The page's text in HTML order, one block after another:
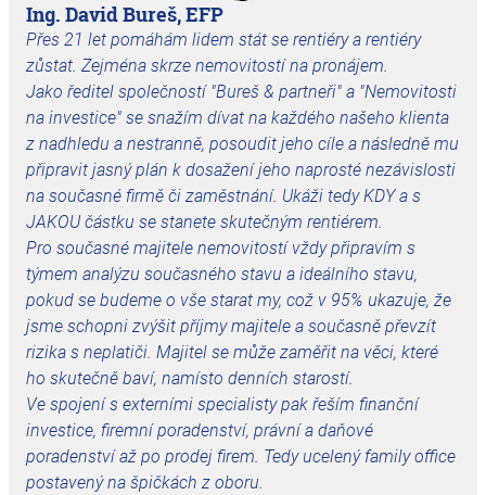
Ing. David Bureš, EFP
Přes 21 let pomáhám lidem stát se rentiéry a rentiéry
zůstat. Zejména skrze nemovitostí na pronájem.
Jako ředitel společností "Bureš & partneři" a "Nemovitosti
na investice" se snažím dívat na každého našeho klienta
z nadhledu a nestranně, posoudit jeho cíle a následně mu
připravit jasný plán k dosažení jeho naprosté nezávislosti
na současné firmě či zaměstnání. Ukáži tedy KDY a s
JAKOU částku se stanete skutečným rentiérem.
Pro současné majitele nemovitostí vždy připravím s
týmem analýzu současného stavu a ideálního stavu,
pokud se budeme o vše starat my, což v 95% ukazuje, že
jsme schopni zvýšit příjmy majitele a současně převzít
rizika s neplatiči. Majitel se může zaměřit na věci, které
ho skutečně baví, namísto denních starostí.
Ve spojení s externími specialisty pak řeším finanční
investice, firemní poradenství, právní a daňové
poradenství až po prodej firem. Tedy ucelený family office
postavený na špičkách z oboru.